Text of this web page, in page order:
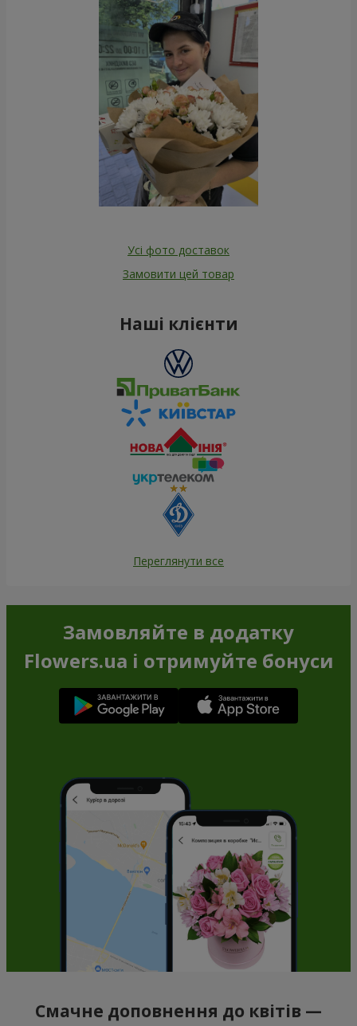
Усі фото доставок
Замовити цей товар
Наші клієнти
Переглянути все
Замовляйте в додатку
Flowers.ua і отримуйте бонуси
Смачне доповнення до квітів —